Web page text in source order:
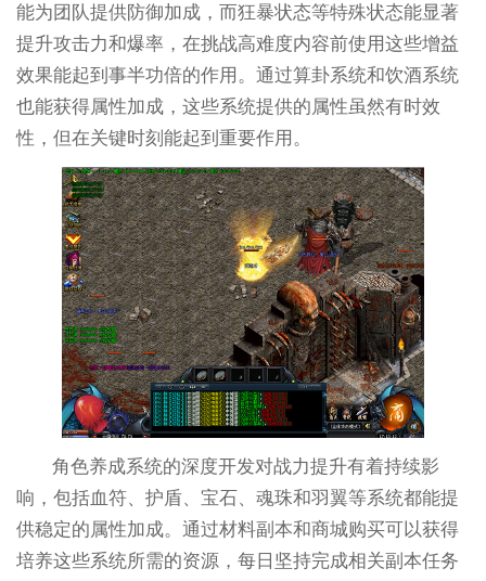
能为团队提供防御加成，而狂暴状态等特殊状态能显著
提升攻击力和爆率，在挑战高难度内容前使用这些增益
效果能起到事半功倍的作用。通过算卦系统和饮酒系统
也能获得属性加成，这些系统提供的属性虽然有时效
性，但在关键时刻能起到重要作用。
角色养成系统的深度开发对战力提升有着持续影
响，包括血符、护盾、宝石、魂珠和羽翼等系统都能提
供稳定的属性加成。通过材料副本和商城购买可以获得
培养这些系统所需的资源，每日坚持完成相关副本任务